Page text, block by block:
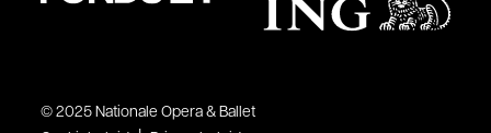
© 2025 Nationale Opera & Ballet